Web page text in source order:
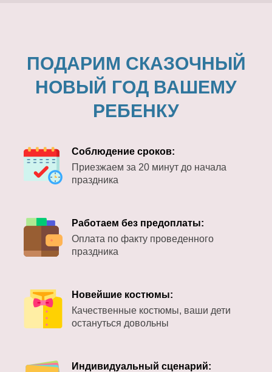
ПОДАРИМ СКАЗОЧНЫЙ
НОВЫЙ ГОД ВАШЕМУ
РЕБЕНКУ
Соблюдение сроков:
Приезжаем за 20 минут до начала
праздника
Работаем без предоплаты:
Оплата по факту проведенного
праздника
Новейшие костюмы:
Качественные костюмы, ваши дети
остануться довольны
Индивидуальный сценарий: